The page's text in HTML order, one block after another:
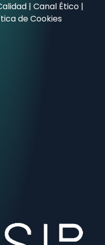
| Canal Ético |
de Cookies